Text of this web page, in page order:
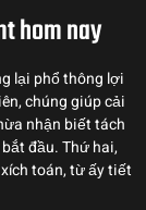
hom nay
lại phổ thông lợi
chúng giúp cải
nhận biết tách
đầu. Thứ hai,
toán, từ ấy tiết